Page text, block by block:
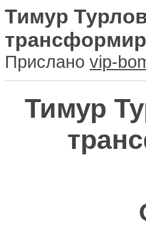
Тимур
Прислано vip-
Тимур